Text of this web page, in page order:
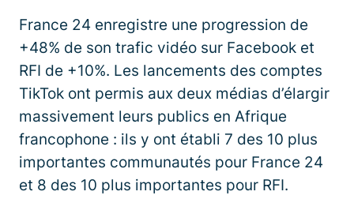
France 24 enregistre une progression de
+48% de son trafic vidéo sur Facebook et
RFI de +10%. Les lancements des comptes
TikTok ont permis aux deux médias d’élargir
massivement leurs publics en Afrique
francophone : ils y ont établi 7 des 10 plus
importantes communautés pour France 24
et 8 des 10 plus importantes pour RFI.